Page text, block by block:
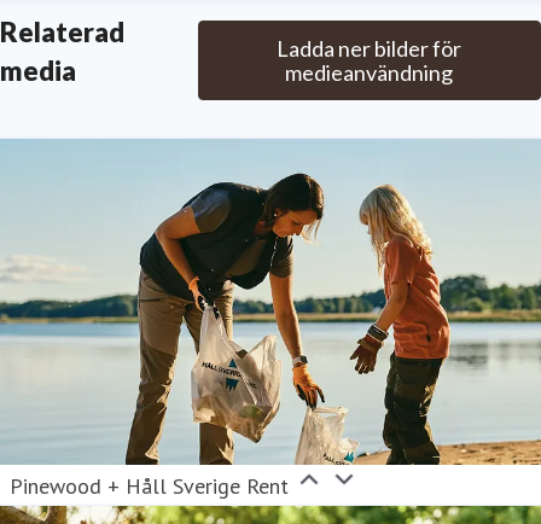
Relaterad
media
Ladda ner bilder för
medieanvändning
Pinewood + Håll Sverige Rent